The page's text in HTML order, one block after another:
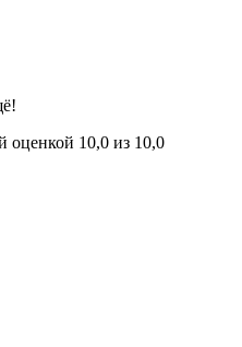
оценкой 10,0 из 10,0